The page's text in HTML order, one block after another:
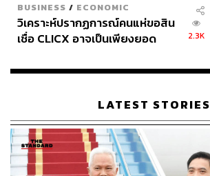
BUSINESS / ECONOMIC
วิเคราะห์ปรากฏการณ์คนแห่ขอสิน
เชื่อ CLICX อาจเป็นเพียงยอด
เรือนไทยที่ถูกซุกไว้
2.3K
LATEST STORIES